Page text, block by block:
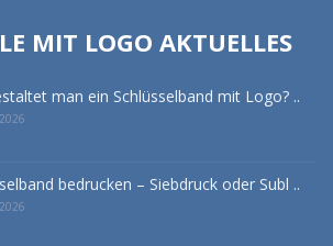
MIT LOGO AKTUELLES
man ein Schlüsselband mit Logo? ..
bedrucken – Siebdruck oder Subl ..